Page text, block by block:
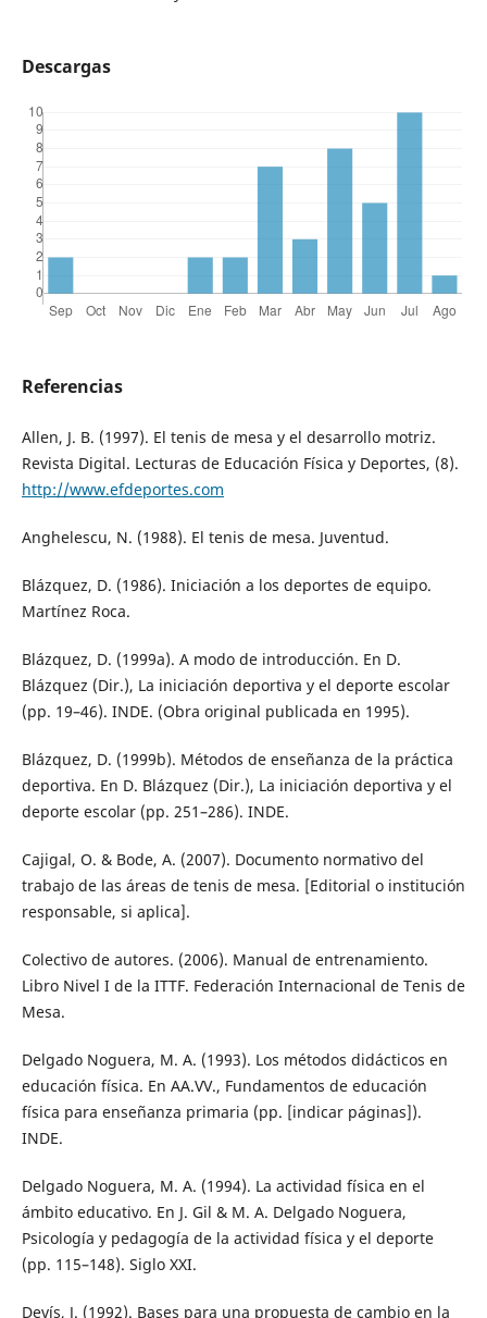
Descargas
Referencias
Allen, J. B. (1997). El tenis de mesa y el desarrollo motriz.
Revista Digital. Lecturas de Educación Física y Deportes, (8).
http://www.efdeportes.com
Anghelescu, N. (1988). El tenis de mesa. Juventud.
Blázquez, D. (1986). Iniciación a los deportes de equipo.
Martínez Roca.
Blázquez, D. (1999a). A modo de introducción. En D.
Blázquez (Dir.), La iniciación deportiva y el deporte escolar
(pp. 19–46). INDE. (Obra original publicada en 1995).
Blázquez, D. (1999b). Métodos de enseñanza de la práctica
deportiva. En D. Blázquez (Dir.), La iniciación deportiva y el
deporte escolar (pp. 251–286). INDE.
Cajigal, O. & Bode, A. (2007). Documento normativo del
trabajo de las áreas de tenis de mesa. [Editorial o institución
responsable, si aplica].
Colectivo de autores. (2006). Manual de entrenamiento.
Libro Nivel I de la ITTF. Federación Internacional de Tenis de
Mesa.
Delgado Noguera, M. A. (1993). Los métodos didácticos en
educación física. En AA.VV., Fundamentos de educación
física para enseñanza primaria (pp. [indicar páginas]).
INDE.
Delgado Noguera, M. A. (1994). La actividad física en el
ámbito educativo. En J. Gil & M. A. Delgado Noguera,
Psicología y pedagogía de la actividad física y el deporte
(pp. 115–148). Siglo XXI.
Devís, J. (1992). Bases para una propuesta de cambio en la